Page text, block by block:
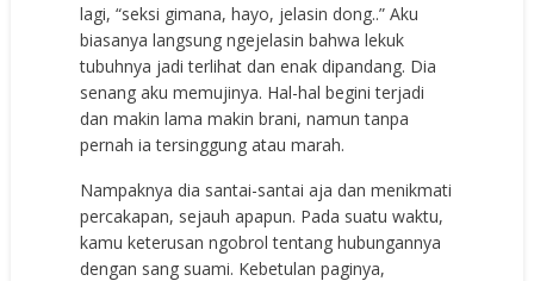
lagi, “seksi gimana, hayo, jelasin dong..” Aku
biasanya langsung ngejelasin bahwa lekuk
tubuhnya jadi terlihat dan enak dipandang. Dia
senang aku memujinya. Hal-hal begini terjadi
dan makin lama makin brani, namun tanpa
pernah ia tersinggung atau marah.
Nampaknya dia santai-santai aja dan menikmati
percakapan, sejauh apapun. Pada suatu waktu,
kamu keterusan ngobrol tentang hubungannya
dengan sang suami. Kebetulan paginya,